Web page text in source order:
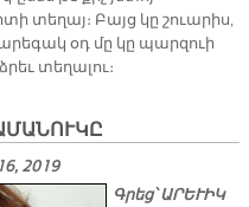
տեղայ։ Բայց կը շուարիս,
օդ մը կը պարզուի
տեղալու։
2019
Գրեց՝ ԱՐԵՒԻԿ